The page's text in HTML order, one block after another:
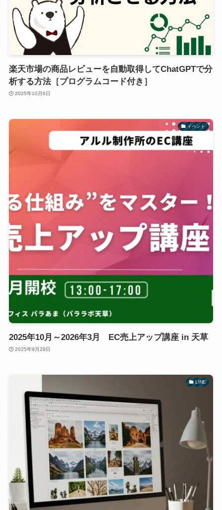
楽天市場の商品レビューを自動取得してChatGPTで分
析する方法［プログラムコード付き］
2025年10月6日
イベント
2025年10月～2026年3月 EC売上アップ講座 in 天草
2025年9月29日
LINE